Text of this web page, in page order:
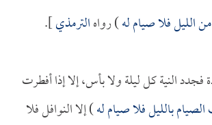
الليل فلا صيام له) رواهالترمذي].
النية كل ليلة ولا بأس، إلا إذا أفطرت
بالليل فلا صيام له) إلا النوافل فلا